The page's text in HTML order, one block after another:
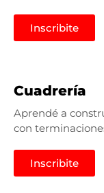
Inscribite
Cuadrería
Aprendé a
con
Inscribite